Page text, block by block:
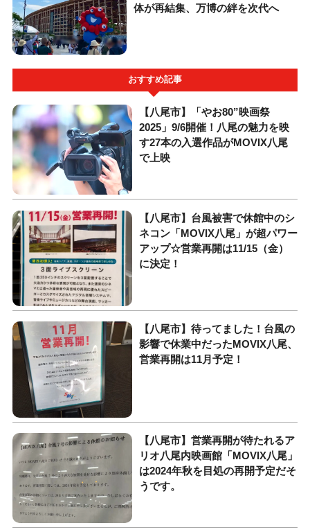
体が再結集、万博の絆を次代へ
おすすめ記事
【八尾市】「やお80”映画祭
2025」9/6開催！八尾の魅力を映
す27本の入選作品がMOVIX八尾
で上映
【八尾市】台風被害で休館中のシ
ネコン「MOVIX八尾」が超パワー
アップ☆営業再開は11/15（金）
に決定！
【八尾市】待ってました！台風の
影響で休業中だったMOVIX八尾、
営業再開は11月予定！
【八尾市】営業再開が待たれるア
リオ八尾内映画館「MOVIX八尾」
は2024年秋を目処の再開予定だそ
うです。